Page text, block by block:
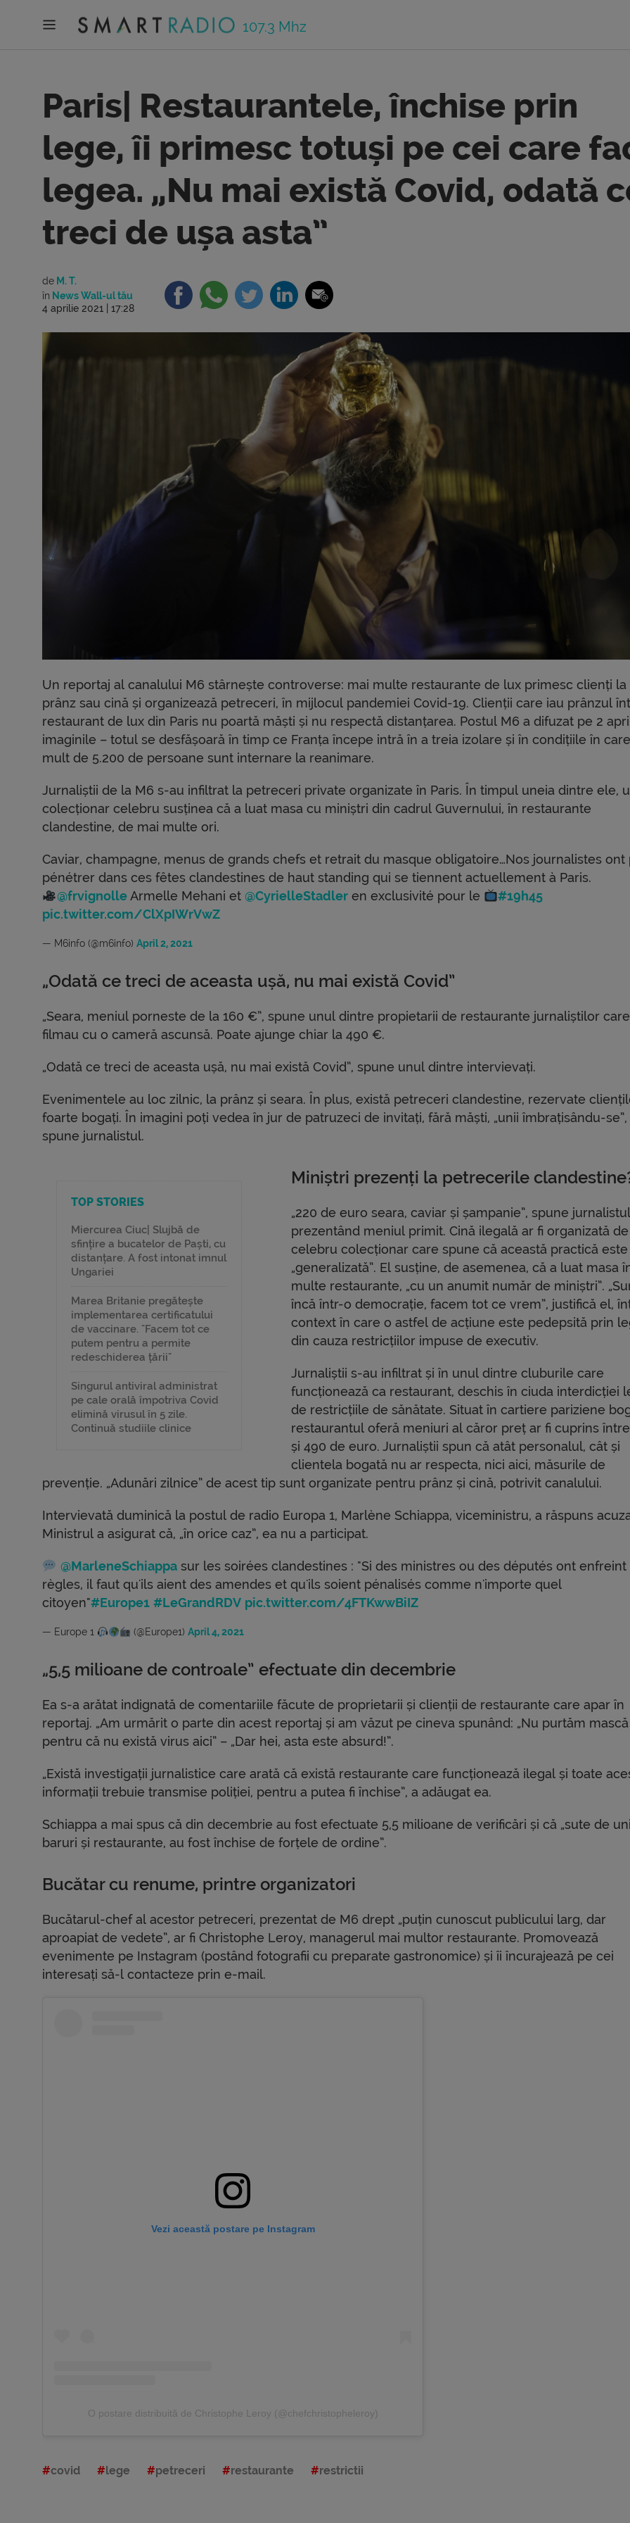
107.3 Mhz
Paris| Restaurantele, închise prin
lege, îi primesc totuși pe cei care
legea. „Nu mai există Covid, odată
treci de ușa asta”
de M. T.
în News Wall-ul tău
4 aprilie 2021 | 17:28
Un reportaj al canalului M6 stârnește controverse: mai multe restaurante de lux primesc clienți la
prânz sau cină și organizează petreceri, în mijlocul pandemiei Covid-19. Clienții care iau prânzul
restaurant de lux din Paris nu poartă măști și nu respectă distanțarea. Postul M6 a difuzat pe 2
imaginile – totul se desfășoară în timp ce Franța începe intră în a treia izolare și în condițiile în
mult de 5.200 de persoane sunt internare la reanimare.
Jurnaliștii de la M6 s-au infiltrat la petreceri private organizate în Paris. În timpul uneia dintre ele,
colecționar celebru susținea că a luat masa cu miniștri din cadrul Guvernului, în restaurante
clandestine, de mai multe ori.
Caviar, champagne, menus de grands chefs et retrait du masque obligatoire…Nos journalistes ont
pénétrer dans ces fêtes clandestines de haut standing qui se tiennent actuellement à Paris.
@frvignolleArmelle Mehani et @CyrielleStadleren exclusivité pour le
#19h45
pic.twitter.com/ClXpIWrVwZ
— M6info (@m6info) April 2, 2021
„Odată ce treci de aceasta ușă, nu mai există Covid”
„Seara, meniul porneste de la 160 €”, spune unul dintre propietarii de restaurante jurnaliștilor care
filmau cu o cameră ascunsă. Poate ajunge chiar la 490 €.
„Odată ce treci de aceasta ușă, nu mai există Covid”, spune unul dintre intervievați.
Evenimentele au loc zilnic, la prânz și seara. În plus, există petreceri clandestine, rezervate
foarte bogați. În imagini poți vedea în jur de patruzeci de invitați, fără măști, „unii îmbrațisându-se”,
spune jurnalistul.
TOP STORIES
Miercurea Ciuc| Slujbă de
sfințire a bucatelor de Paști, cu
distanțare. A fost intonat imnul
Ungariei
Marea Britanie pregătește
implementarea certificatului
de vaccinare. "Facem tot ce
putem pentru a permite
redeschiderea țării"
Singurul antiviral administrat
pe cale orală împotriva Covid
elimină virusul în 5 zile.
Continuă studiile clinice
Miniștri prezenți la petrecerile
„220 de euro seara, caviar și șampanie”, spune jurnalistul
prezentând meniul primit. Cină ilegală ar fi organizată
celebru colecționar care spune că această practică este
„generalizată”. El susține, de asemenea, că a luat masa
multe restaurante, „cu un anumit număr de miniștri”.
încă într-o democrație, facem tot ce vrem”, justifică el,
context în care o astfel de acțiune este pedepsită prin
din cauza restricțiilor impuse de executiv.
Jurnaliștii s-au infiltrat și în unul dintre cluburile care
funcționează ca restaurant, deschis în ciuda interdicției
de restricțiile de sănătate. Situat în cartiere pariziene
restaurantul oferă meniuri al căror preț ar fi cuprins
și 490 de euro. Jurnaliștii spun că atât personalul, cât și
clientela bogată nu ar respecta, nici aici, măsurile de
prevenție. „Adunări zilnice” de acest tip sunt organizate pentru prânz și cină, potrivit canalului.
Intervievată duminică la postul de radio Europa 1, Marlène Schiappa, viceministru, a răspuns
Ministrul a asigurat că, „în orice caz”, ea nu a participat.
@MarleneSchiappasur les soirées clandestines : "Si des ministres ou des députés ont enfreint
règles, il faut qu'ils aient des amendes et qu'ils soient pénalisés comme n'importe quel
citoyen"#Europe1 #LeGrandRDV pic.twitter.com/4FTKwwBiIZ
— Europe 1 (@Europe1) April 4, 2021
„5,5 milioane de controale” efectuate din decembrie
Ea s-a arătat indignată de comentariile făcute de proprietarii și clienții de restaurante care apar în
reportaj. „Am urmărit o parte din acest reportaj și am văzut pe cineva spunând: „Nu purtăm mască
pentru că nu există virus aici” – „Dar hei, asta este absurd!”.
„Există investigații jurnalistice care arată că există restaurante care funcționează ilegal și toate
informații trebuie transmise poliției, pentru a putea fi închise”, a adăugat ea.
Schiappa a mai spus că din decembrie au fost efectuate 5,5 milioane de verificări și că „sute de
baruri și restaurante, au fost închise de forțele de ordine”.
Bucătar cu renume, printre organizatori
Bucătarul-chef al acestor petreceri, prezentat de M6 drept „puțin cunoscut publicului larg, dar
aproapiat de vedete”, ar fi Christophe Leroy, managerul mai multor restaurante. Promovează
evenimente pe Instagram (postând fotografii cu preparate gastronomice) și îi încurajează pe cei
interesați să-l contacteze prin e-mail.
Vezi această postare pe Instagram
O postare distribuită de Christophe Leroy (@chefchristopheleroy)
covid lege petreceri restaurante restrictii